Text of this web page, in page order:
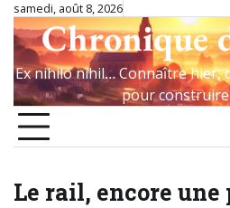
Skip
content
samedi, août 8, 2026
Chronique
Ex nihilo nihil… Connaître hier,
pour
Le rail, encore